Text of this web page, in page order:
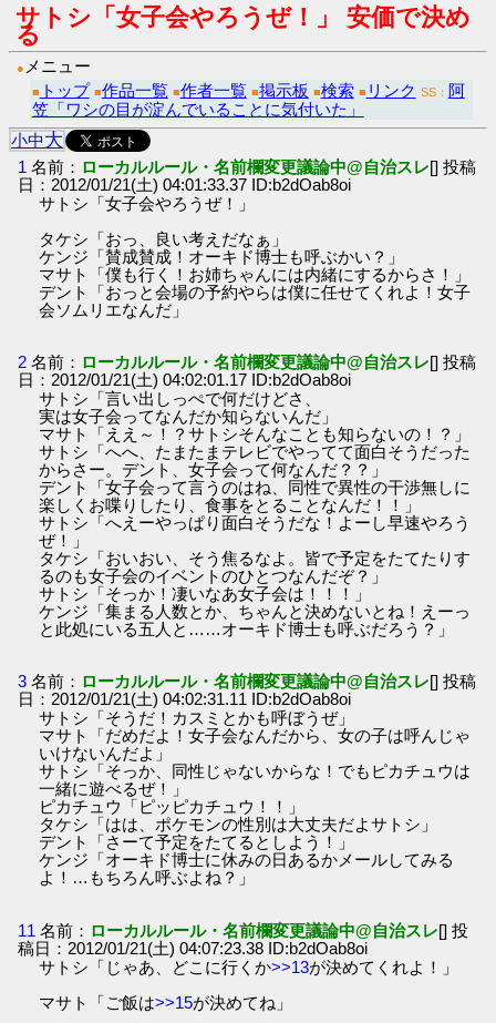
サトシ「女子会やろうぜ！」 安価で決め
る
● メニュー
■ トップ ■作品一覧 ■作者一覧 ■掲示板 ■検索 ■ リンク SS： 阿
笠「ワシの目が淀んでいることに気付いた」
小中大
1 名前： ローカルルール・名前欄変更議論中@自治スレ[] 投稿
日：2012/01/21(土) 04:01:33.37 ID:b2dOab8oi
サトシ「女子会やろうぜ！」
タケシ「おっ、良い考えだなぁ」
ケンジ「賛成賛成！オーキド博士も呼ぶかい？」
マサト「僕も行く！お姉ちゃんには内緒にするからさ！」
デント「おっと会場の予約やらは僕に任せてくれよ！女子
会ソムリエなんだ」
2 名前： ローカルルール・名前欄変更議論中@自治スレ[] 投稿
日：2012/01/21(土) 04:02:01.17 ID:b2dOab8oi
サトシ「言い出しっぺで何だけどさ、
実は女子会ってなんだか知らないんだ」
マサト「ええ～！？サトシそんなことも知らないの！？」
サトシ「へへ、たまたまテレビでやってて面白そうだった
からさー。デント、女子会って何なんだ？？」
デント「女子会って言うのはね、同性で異性の干渉無しに
楽しくお喋りしたり、食事をとることなんだ！！」
サトシ「へえーやっぱり面白そうだな！よーし早速やろう
ぜ！」
タケシ「おいおい、そう焦るなよ。皆で予定をたてたりす
るのも女子会のイベントのひとつなんだぞ？」
サトシ「そっか！凄いなあ女子会は！！！」
ケンジ「集まる人数とか、ちゃんと決めないとね！えーっ
と此処にいる五人と……オーキド博士も呼ぶだろう？」
3 名前： ローカルルール・名前欄変更議論中@自治スレ[] 投稿
日：2012/01/21(土) 04:02:31.11 ID:b2dOab8oi
サトシ「そうだ！カスミとかも呼ぼうぜ」
マサト「だめだよ！女子会なんだから、女の子は呼んじゃ
いけないんだよ」
サトシ「そっか、同性じゃないからな！でもピカチュウは
一緒に遊べるぜ！」
ピカチュウ「ピッピカチュウ！！」
タケシ「はは、ポケモンの性別は大丈夫だよサトシ」
デント「さーて予定をたてるとしよう！」
ケンジ「オーキド博士に休みの日あるかメールしてみる
よ！…もちろん呼ぶよね？」
11 名前： ローカルルール・名前欄変更議論中@自治スレ[] 投
稿日：2012/01/21(土) 04:07:23.38 ID:b2dOab8oi
サトシ「じゃあ、どこに行くか>>13が決めてくれよ！」
マサト「ご飯は>>15が決めてね」